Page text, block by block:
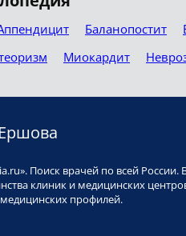
Баланопостит
Миокардит
Поиск врачей по всей
клиник и медицинских
профилей.